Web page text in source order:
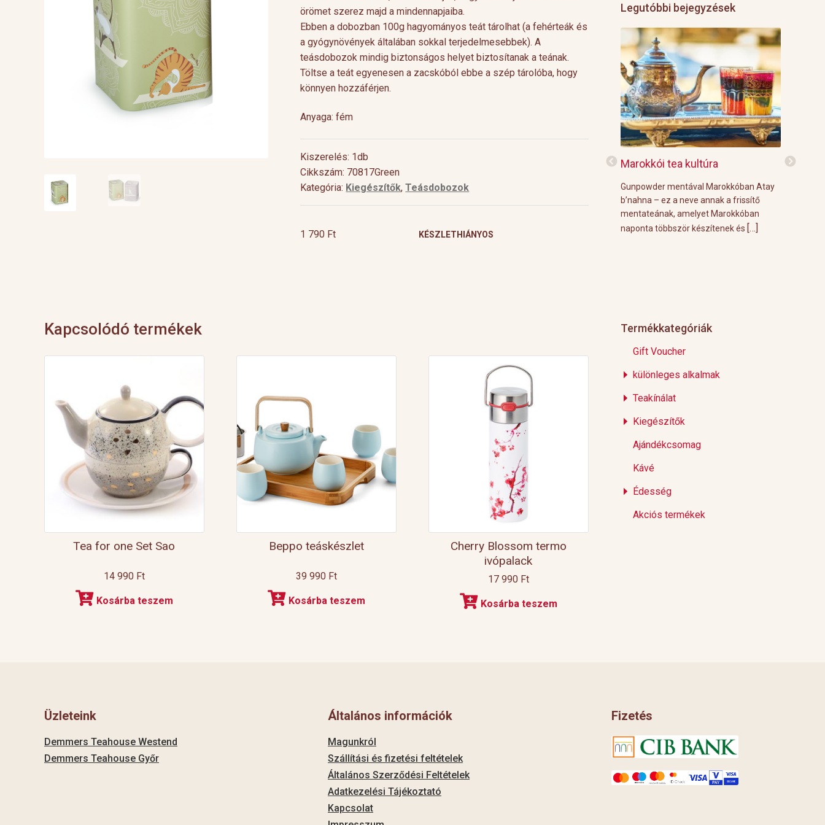
örömet szerez majd a mindennapjaiba.
Ebben a dobozban 100g hagyományos teát tárolhat (a fehérteák és
a gyógynövények általában sokkal terjedelmesebbek). A
teásdobozok mindig biztonságos helyet biztosítanak a teának.
Töltse a teát egyenesen a zacskóból ebbe a szép tárolóba, hogy
könnyen hozzáférjen.
Anyaga: fém
Kiszerelés: 1db
Cikkszám: 70817Green
Kategória: Kiegészítők,Teásdobozok
1 790 Ft KÉSZLETHIÁNYOS
Kapcsolódó termékek
Tea for one Set Sao
14 990 Ft
Kosárba teszem
Beppo teáskészlet
39 990 Ft
Kosárba teszem
Cherry Blossom termo
ivópalack
17 990 Ft
Kosárba teszem
Legutóbbi bejegyzések
Cocktail Time
Nyári estéken jól esik egy hűsítő koktél.
készítő mesterek is egyre több[…]
Hozzávalók 1 pohárhoz: 3 g Demmers
levendulavirágot 125 ml forró vízzel,
Marokkói tea kultúra
Gunpowder mentával Marokkóban Atay
b’nahna – ez a neve annak a frissítő
mentateának, amelyet Marokkóban
naponta többször készítenek és […]
Grillre
Termékkategóriák
Gift Voucher
különleges alkalmak
Teakínálat
Kiegészítők
Ajándékcsomag
Kávé
Édesség
Akciós termékek
Üzleteink
Demmers Teahouse Westend
Demmers Teahouse Győr
Általános információk
Magunkról
Szállítási és fizetési feltételek
Általános Szerződési Feltételek
Adatkezelési Tájékoztató
Kapcsolat
Fizetés